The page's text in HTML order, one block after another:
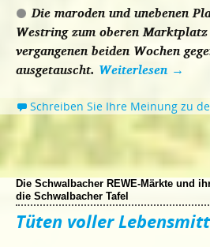
Die maroden und unebenen
Westring zum oberen
vergangenen beiden Wochen
ausgetauscht. Weiterlesen →
Schreiben Sie Ihre Meinung zu
Die Schwalbacher REWE-Märkte und
die Schwalbacher Tafel
Tüten voller